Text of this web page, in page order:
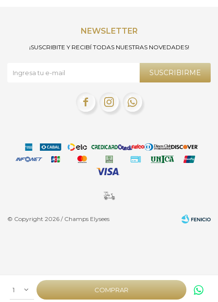
1 COMPRAR
NEWSLETTER
¡SUSCRIBITE Y RECIBÍ TODAS NUESTRAS NOVEDADES!
SUSCRIBIRME
  
© Copyright 2026 / Champs Elysees
Fenicio